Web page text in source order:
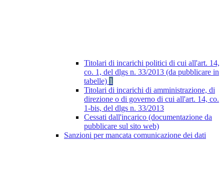
Titolari di incarichi politici di cui all'art. 14,
co. 1, del dlgs n. 33/2013 (da pubblicare in
tabelle) 1
Titolari di incarichi di amministrazione, di
direzione o di governo di cui all'art. 14, co.
1-bis, del dlgs n. 33/2013
Cessati dall'incarico (documentazione da
pubblicare sul sito web)
Sanzioni per mancata comunicazione dei dati